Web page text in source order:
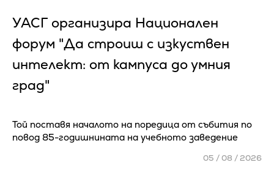
УАСГ организира Национален
форум "Да строиш с изкуствен
интелект: от кампуса до умния
град"
Той поставя началото на поредица от събития по
повод 85-годишнината на учебното заведение
05 / 08 / 2026